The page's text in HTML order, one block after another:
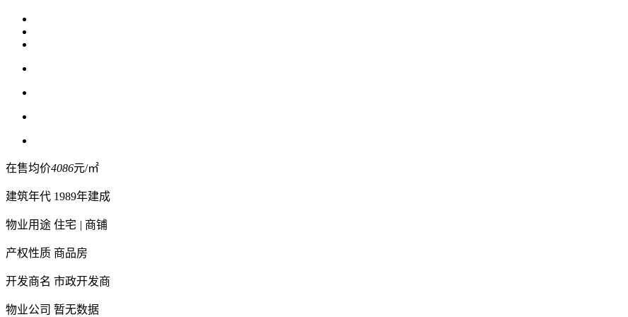
在售均价4086元/㎡
建筑年代 1989年建成
物业用途 住宅 | 商铺
产权性质 商品房
开发商名 市政开发商
物业公司 暂无数据